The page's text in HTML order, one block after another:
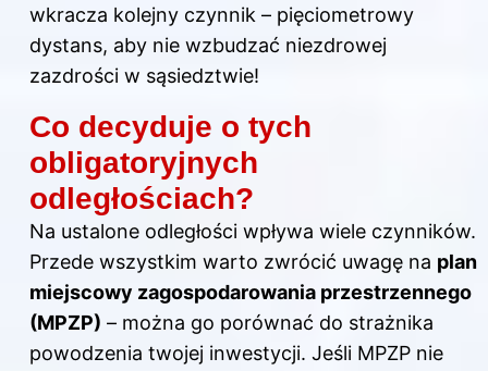
wkracza kolejny czynnik – pięciometrowy
dystans, aby nie wzbudzać niezdrowej
zazdrości w sąsiedztwie!
Co decyduje o tych
obligatoryjnych
odległościach?
Na ustalone odległości wpływa wiele czynników.
Przede wszystkim warto zwrócić uwagę na plan
miejscowy zagospodarowania przestrzennego
(MPZP) – można go porównać do strażnika
powodzenia twojej inwestycji. Jeśli MPZP nie